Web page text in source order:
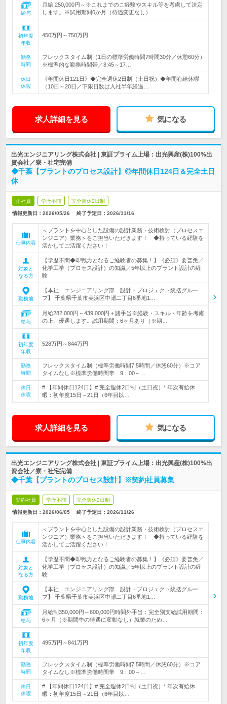
給与
月給:250,000円～※これまでのご経験やスキル等を考慮して決定
します。※試用期間6か月（待遇変更なし）
初年度
年収
450万円～750万円
勤務
時間
フレックスタイム制（1日の標準労働時間7時間30分／休憩60分）
※標準的な勤務時間帯／8:45～17…
休日
休暇
《年間休日121日》◆完全週休2日制（土日祝）◆年間有給休暇
（10日～20日／下限日数は入社半年経過…
求人詳細を見る 気になる
出光エンジニアリング株式会社 | 東証プライム上場：出光興産(株)100%出
資会社／寮・社宅完備
◆千葉【プラントのプロセス設計】◎年間休日124日＆完全土日
休
正社員 学歴不問 完全週休2日制
情報更新日：2026/05/26 終了予定日： 2026/11/16
仕事内容
＜プラントを中心とした設備の設計業務・技術検討（プロセスエ
ンジニア）業務＞をご担当いただきます！ ◆持っている経験を
活かしてご活躍ください！
対象と
なる方
【学歴不問◆即戦力となるご経験者の募集！】《必須》要普免／
化学工学（プロセス設計）の知識／5年以上のプラント設計の経
験
勤務地
【本社 エンジニアリング部 設計・プロジェクト統括グルー
プ】 千葉県千葉市美浜区中瀬二丁目6番地1…
給与
月給282,000円～439,000円＋諸手当※経験・スキル・年齢を考慮
の上、優遇します。試用期間：6ヶ月あり（※期…
初年度
年収
528万円～844万円
勤務
時間
フレックスタイム制（標準労働時間7.5時間／休憩60分）※コア
タイムなし※標準労働時間帯 9：00～…
休日
休暇
# 【年間休日124日】# 完全週休2日制（土日祝）* 年次有給休
暇：初年度15日～21日（6年目以…
求人詳細を見る 気になる
出光エンジニアリング株式会社 | 東証プライム上場：出光興産(株)100%出
資会社／寮・社宅完備
◆千葉【プラントのプロセス設計】※契約社員募集
契約社員 学歴不問 完全週休2日制
情報更新日：2026/06/05 終了予定日： 2026/11/26
仕事内容
＜プラントを中心とした設備の設計業務・技術検討（プロセスエ
ンジニア）業務＞をご担当いただきます！ ◆持っている経験を
活かしてご活躍ください！
対象と
なる方
【学歴不問◆即戦力となるご経験者の募集！】《必須》要普免／
化学工学（プロセス設計）の知識／5年以上のプラント設計の経
験
勤務地
【本社 エンジニアリング部 設計・プロジェクト統括グルー
プ】 千葉県千葉市美浜区中瀬二丁目6番地1…
給与
月給制350,000円～600,000円時間外手当：完全別支給試用期間：
6ヶ月（※期間中の待遇に変動なし）就業のため…
初年度
年収
495万円～841万円
勤務
時間
フレックスタイム制（標準労働時間7.5時間／休憩60分）※コア
タイムなし※標準労働時間帯 9：00～…
休日
休暇
# 【年間休日124日】# 完全週休2日制（土日祝）* 年次有給休
暇：初年度15日～21日（6年目以…